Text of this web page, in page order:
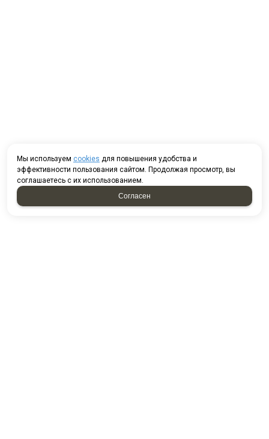
Мы используем cookies для повышения удобства и
эффективности пользования сайтом. Продолжая просмотр, вы
соглашаетесь с их использованием.
Согласен